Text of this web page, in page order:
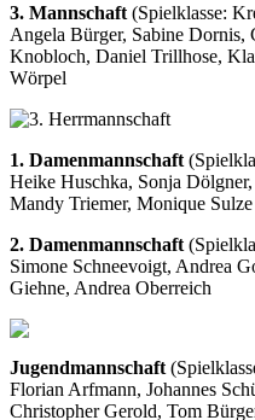
3. Mannschaft (Spielklasse:
Angela Bürger, Sabine Dornis,
Knobloch, Daniel Trillhose,
Wörpel
1. Damenmannschaft
Heike Huschka, Sonja
Mandy Triemer, Monique Sulze
2. Damenmannschaft
Simone Schneevoigt, Andrea
Giehne, Andrea Oberreich
Jugendmannschaft
Florian Arfmann, Johannes
Christopher Gerold, Tom